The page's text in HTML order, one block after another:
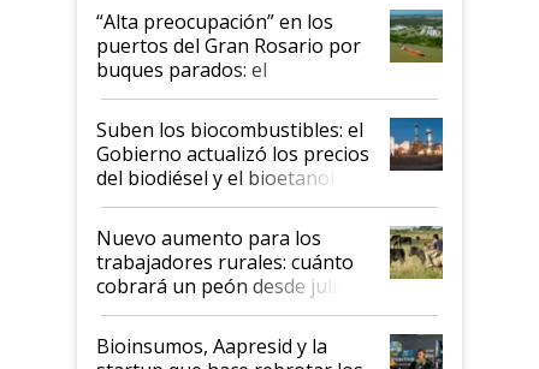
“Alta preocupación” en los
puertos del Gran Rosario por
buques parados: el
funcionamiento de las
exportadoras en tensión tras
la medida de fuerza de los
prácticos
Suben los biocombustibles: el
Gobierno actualizó los precios
del biodiésel y el bioetanol
Nuevo aumento para los
trabajadores rurales: cuánto
cobrará un peón desde julio
Bioinsumos, Aapresid y la